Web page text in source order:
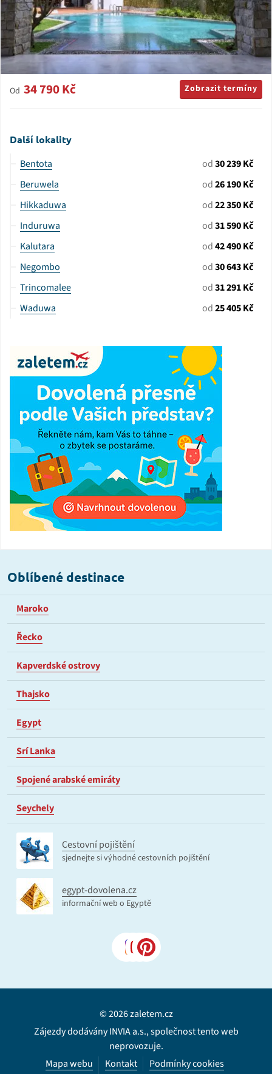
Od 34 790 Kč Zobrazit termíny
Další lokality
Bentota od30 239 Kč
Beruwela
od26 190 Kč
Hikkaduwa
od22 350 Kč
Induruwa
od31 590 Kč
Kalutara
od42 490 Kč
Negombo
od30 643 Kč
Trincomalee
od31 291 Kč
Waduwa
od25 405 Kč
Oblíbené destinace
Maroko
Řecko
Kapverdské ostrovy
Thajsko
Egypt
Srí Lanka
Spojené arabské emiráty
Seychely
Cestovní pojištění
sjednejte si výhodné cestovních pojištění
egypt-dovolena.cz
informační web o Egyptě
© 2026 zaletem.cz
Zájezdy dodávány INVIA a.s., společnost tento web
neprovozuje.
Mapa webu
Kontakt
Podmínky cookies